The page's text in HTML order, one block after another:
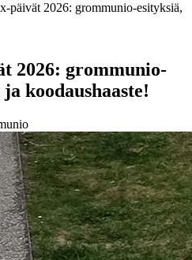
päivät 2026: grommunio-esityksiä,
2026: grommunio-
koodaushaaste!